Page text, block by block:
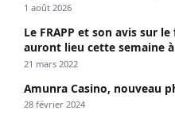
1 août 2026
Le FRAPP et son avis sur
auront lieu cette semaine
21 mars 2022
Amunra Casino, nouveau
28 février 2024